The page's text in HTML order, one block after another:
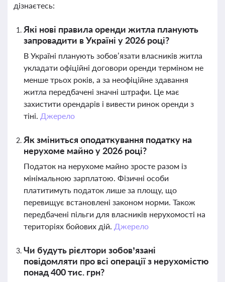
дізнаєтесь:
Які нові правила оренди житла планують
запровадити в Україні у 2026 році?
В Україні планують зобов’язати власників житла
укладати офіційні договори оренди терміном не
менше трьох років, а за неофіційне здавання
житла передбачені значні штрафи. Це має
захистити орендарів і вивести ринок оренди з
тіні. Джерело
Як зміниться оподаткування податку на
нерухоме майно у 2026 році?
Податок на нерухоме майно зросте разом із
мінімальною зарплатою. Фізичні особи
платитимуть податок лише за площу, що
перевищує встановлені законом норми. Також
передбачені пільги для власників нерухомості на
територіях бойових дій. Джерело
Чи будуть рієлтори зобов’язані
повідомляти про всі операції з нерухомістю
понад 400 тис. грн?